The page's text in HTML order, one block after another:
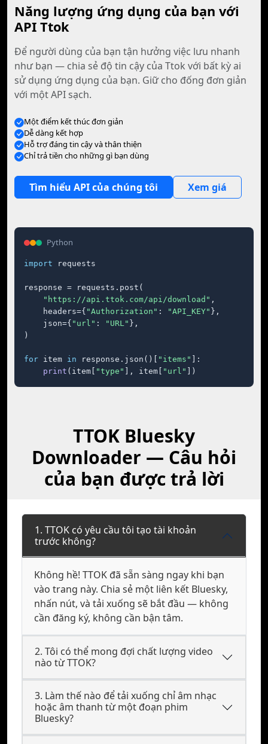
Năng lượng ứng dụng của bạn với
API Ttok
Để người dùng của bạn tận hưởng việc lưu nhanh
như bạn — chia sẻ độ tin cậy của Ttok với bất kỳ ai
sử dụng ứng dụng của bạn. Giữ cho đống đơn giản
với một API sạch.
Một điểm kết thúc đơn giản
Dễ dàng kết hợp
Hỗ trợ đáng tin cậy và thân thiện
Chỉ trả tiền cho những gì bạn dùng
Tìm hiểu API của chúng tôi Xem giá
Python
import requests
response = requests.post(
"https://api.ttok.com/api/download" ,
    headers={
"Authorization" : "API_KEY" },
    json={
"url" : "URL" },
)
for item in response.json()[ "items"
]:
print (item[ "type" ], item[ "url" ])
TTOK Bluesky
Downloader — Câu hỏi
của bạn được trả lời
1. TTOK có yêu cầu tôi tạo tài khoản
trước không?
Không hề! TTOK đã sẵn sàng ngay khi bạn
vào trang này. Chia sẻ một liên kết Bluesky,
nhấn nút, và tải xuống sẽ bắt đầu — không
cần đăng ký, không cần bận tâm.
2. Tôi có thể mong đợi chất lượng video
nào từ TTOK?
3. Làm thế nào để tải xuống chỉ âm nhạc
hoặc âm thanh từ một đoạn phim
Bluesky?